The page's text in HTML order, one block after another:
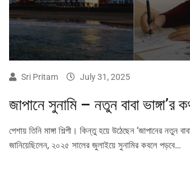
Sri Pritam July 31, 2025
জাপানে সুনামি – নতুন বাবা ভাঙ্গা’র
পেশায় তিনি মাঙ্গা শিল্পী। কিন্তু হয়ে উঠেছেন ‘জাপানের নতুন
জানিয়েছিলেন, ২০২৫ সালের জুলাইয়ে সুনামির কবলে পড়বে…